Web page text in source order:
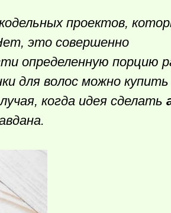
проектов,
это совершенно
определенную порцию
для волос можно купить
когда идея сделать